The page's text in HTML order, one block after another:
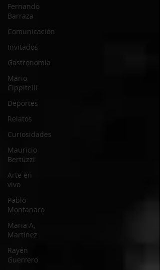
Fernando
Barraza
Comunicación
Invitados
Gastronomia
Mario
Cippitelli
Deportes
Relatos
Curiosidades
Mauricio
Bertuzzi
Arte en
vivo
Pablo
Montanaro
Maria A,
Martinez
Rayén
Guerrero